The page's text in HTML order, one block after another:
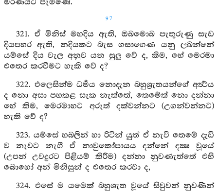
මරණයට පැමිණේ.
97
321. ඒ මිනිස් මහදිය ඇති, ඔබමොබ පැතුරුණු සැඩ
දියපහර ඇති, නදියකට බැස ගසාගෙණ යනු ලබන්නේ
යම්සේ දිය වැල අනුව යන සුලු වේ ද, කිම, හේ මෙරමා
එතෙර කරවීමට හැකි වේ ද?
322. එලෙසින්ම ධර්‍මය නොදැන බහුශ්‍රැතයන්ගේ අර්‍ත්‍ථය
ද නො අසා පහකළ සැක නැත්තේ, තෙමේත් නො දන්නා
හේ කිම, මෙරමාහට අරුත් දක්වන්නට (උගන්වන්නට)
හැකි වේ ද?
323. යම්සේ හබලින් හා රිටින් යුත් ඒ නැවි තෙමේ දැඩි
ව නැවට නැගී ඒ නාවුකෝපායය දන්නේ දක්‍ෂ වූයේ
(උපන් උවදුරට පිළියම් කිරීම) දන්නා නුවණැත්තේ එහි
බොහෝ අන් මිනිසුන් ද එතෙර කරවා ද,
324. එසේ ම යමෙක් බහුශැත වූයේ සිවුවන් නුවණින්